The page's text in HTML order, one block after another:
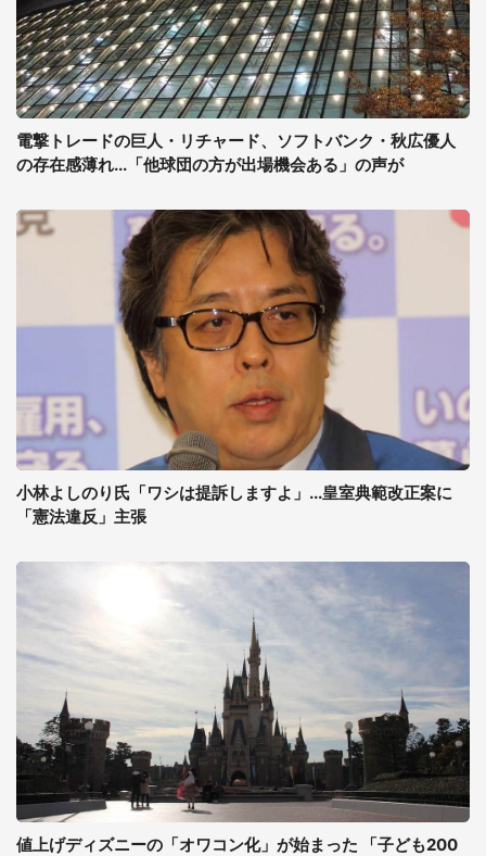
電撃トレードの巨人・リチャード、ソフトバンク・秋広優人
の存在感薄れ...「他球団の方が出場機会ある」の声が
小林よしのり氏「ワシは提訴しますよ」...皇室典範改正案に
「憲法違反」主張
値上げディズニーの「オワコン化」が始まった 「子ども200